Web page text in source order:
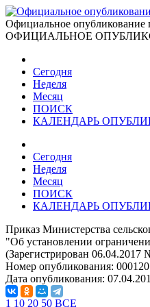
Официальное опубликование
ОФИЦИАЛЬНОЕ
Сегодня
Неделя
Месяц
ПОИСК
КАЛЕНДАРЬ
Сегодня
Неделя
Месяц
ПОИСК
КАЛЕНДАРЬ
Приказ Министерства
"Об установлении
(Зарегистрирован 06.04.2017
Номер опубликования:
Дата опубликования:
1 10 20 50 ВСЕ